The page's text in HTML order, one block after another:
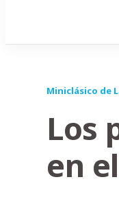
Miniclásico de
Los
en